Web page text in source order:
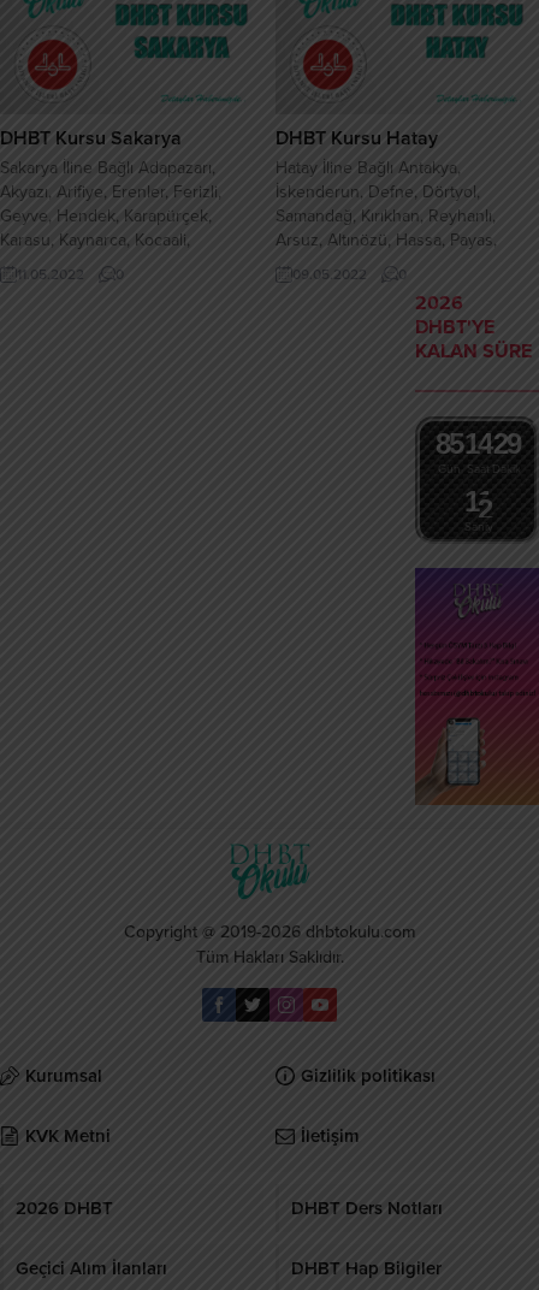
DHBT Kursu Sakarya
Sakarya İline Bağlı Adapazarı,
Akyazı, Arifiye, Erenler, Ferizli,
Geyve, Hendek, Karapürçek,
Karasu, Kaynarca, Kocaali,
Pamukova, Sapanca, Serdivan,
Söğütlü İlçelerinde DHBT Hazırlık
11.05.2022 0
DHBT Kursu Hatay
Hatay İline Bağlı Antakya,
İskenderun, Defne, Dörtyol,
Samandağ, Kırıkhan, Reyhanlı,
Arsuz, Altınözü, Hassa, Payas,
Erzin, Yayladağı, Belen, Kumlu
İlçelerinde DHBT Hazırlık Kursu
09.05.2022 0
2026
DHBT'YE
KALAN SÜRE
Gün
85
Saat
14
Dakika
29
Saniye
11
Copyright @ 2019-2026 dhbtokulu.com
Tüm Hakları Saklıdır.
Kurumsal Gizlilik politikası
KVK Metni İletişim
2026 DHBT DHBT Ders Notları
Geçici Alım İlanları DHBT Hap Bilgiler